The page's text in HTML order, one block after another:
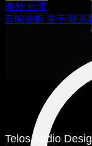
海外 台湾
音响诊断 关于 联系
Telos Audio